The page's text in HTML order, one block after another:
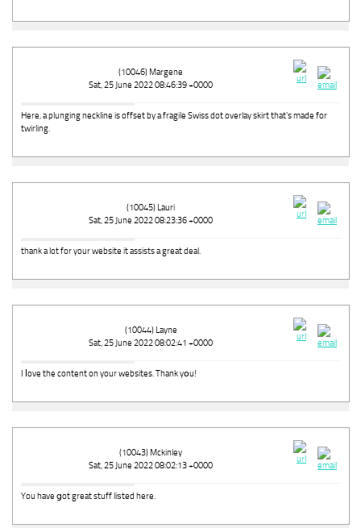
(10046) Margene
Sat, 25 June 2022 08:46:39 +0000
Here, a plunging neckline is offset by a fragile Swiss dot overlay skirt that's made for
twirling.
(10045) Lauri
Sat, 25 June 2022 08:23:36 +0000
thank a lot for your website it assists a great deal.
(10044) Layne
Sat, 25 June 2022 08:02:41 +0000
I ⅼove the content on your websites. Thank yօu!
(10043) Mckinley
Sat, 25 June 2022 08:02:13 +0000
You have ցot great stuff liѕted here.